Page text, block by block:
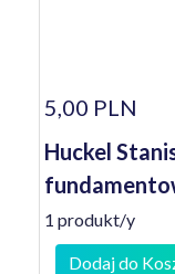
5,00 PLN
Huckel
1 produkt/y
Dodaj do